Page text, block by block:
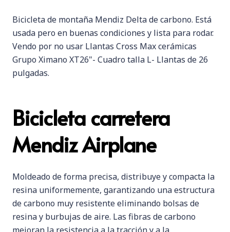
Bicicleta de montaña Mendiz Delta de carbono. Está
usada pero en buenas condiciones y lista para rodar.
Vendo por no usar Llantas Cross Max cerámicas
Grupo Ximano XT26"- Cuadro talla L- Llantas de 26
pulgadas.
Bicicleta carretera
Mendiz Airplane
Moldeado de forma precisa, distribuye y compacta la
resina uniformemente, garantizando una estructura
de carbono muy resistente eliminando bolsas de
resina y burbujas de aire. Las fibras de carbono